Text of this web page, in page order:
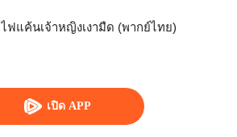
เปิด APP
ไฟแค้นเจ้าหญิงเงามืด (พากย์ไทย)